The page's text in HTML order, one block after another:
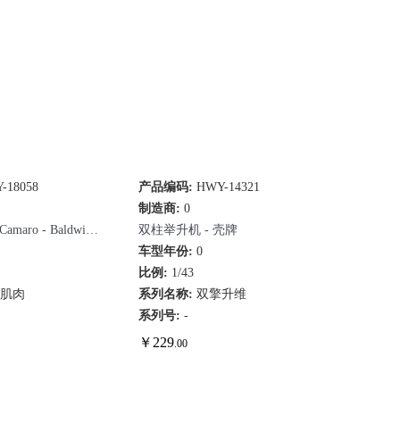
查看
18058
- Baldwin
肉
快速查看
产品编码: HWY-14321
制造商: 0
双柱举升机 - 壳牌
车型年份: 0
比例: 1/43
系列名称: 双擎升维
系列号: -
￥ 229.00